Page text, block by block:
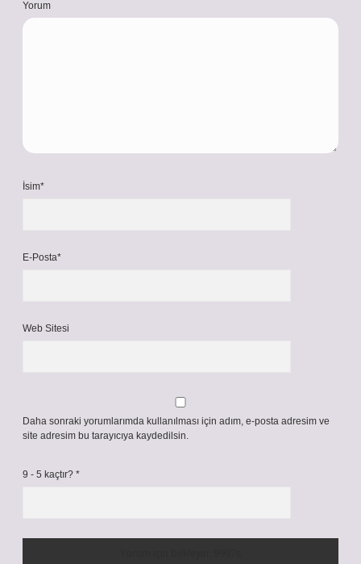
Yorum
İsim*
E-Posta*
Web Sitesi
Daha sonraki yorumlarımda kullanılması için adım, e-posta adresim ve
site adresim bu tarayıcıya kaydedilsin.
9 - 5 kaçtır? *